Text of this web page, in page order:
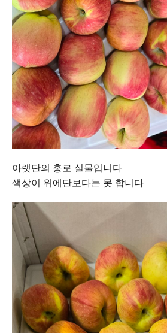
아랫단의 홍로 실물입니다.
색상이 위에단보다는 못 합니다.